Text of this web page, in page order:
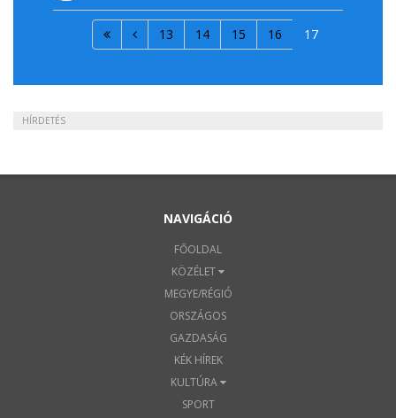
13 14 15 16 17
HÍRDETÉS
NAVIGÁCIÓ
FŐOLDAL
KÖZÉLET
MEGYE/RÉGIÓ
ORSZÁGOS
GAZDASÁG
KÉK HÍREK
KULTÚRA
SPORT